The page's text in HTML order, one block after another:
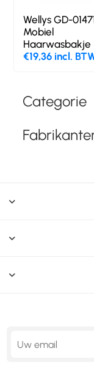
Categorie
Wellys GD-
Mobiel
Haarwasbakje
€19,36 incl.